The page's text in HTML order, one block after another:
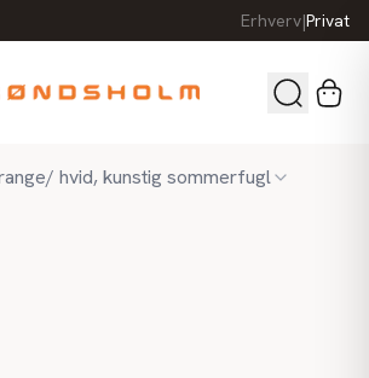
Erhverv|Privat
hvid, kunstig sommerfugl